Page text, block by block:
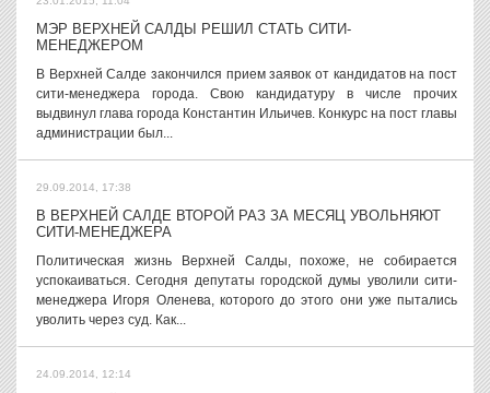
МЭР ВЕРХНЕЙ САЛДЫ РЕШИЛ СТАТЬ СИТИ-
МЕНЕДЖЕРОМ
В Верхней Салде закончился прием заявок от кандидатов на пост
сити-менеджера города. Свою кандидатуру в числе прочих
выдвинул глава города Константин Ильичев. Конкурс на пост главы
администрации был...
29.09.2014, 17:38
В ВЕРХНЕЙ САЛДЕ ВТОРОЙ РАЗ ЗА МЕСЯЦ УВОЛЬНЯЮТ
СИТИ-МЕНЕДЖЕРА
Политическая жизнь Верхней Салды, похоже, не собирается
успокаиваться. Сегодня депутаты городской думы уволили сити-
менеджера Игоря Оленева, которого до этого они уже пытались
уволить через суд. Как...
24.09.2014, 12:14